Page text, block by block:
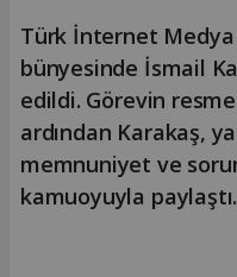
Türk İnternet Medya
bünyesinde İsmail
edildi. Görevin
ardından Karakaş,
memnuniyet ve
kamuoyuyla paylaştı.